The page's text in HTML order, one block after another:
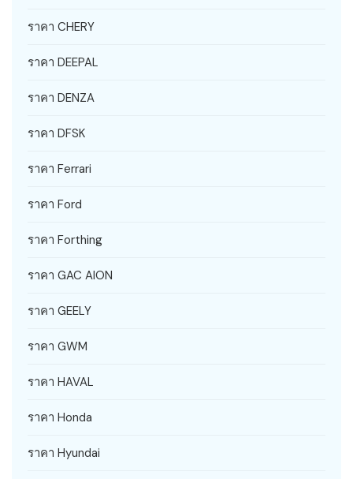
ราคา CHERY
ราคา DEEPAL
ราคา DENZA
ราคา DFSK
ราคา Ferrari
ราคา Ford
ราคา Forthing
ราคา GAC AION
ราคา GEELY
ราคา GWM
ราคา HAVAL
ราคา Honda
ราคา Hyundai